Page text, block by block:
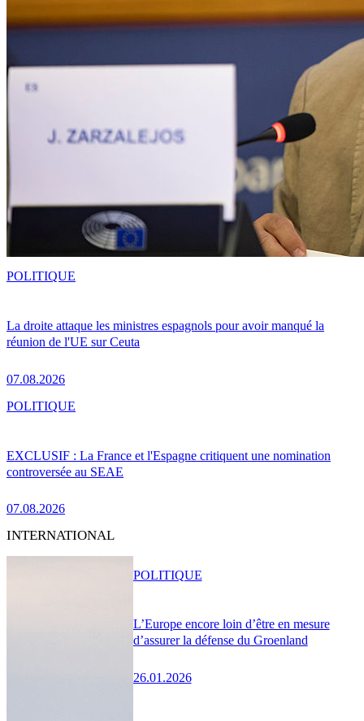
La droite attaque les ministres espagnols pour avoir manqué la
réunion de l'UE sur Ceuta
07.08.2026
POLITIQUE
EXCLUSIF : La France et l'Espagne critiquent une nomination
controversée au SEAE
07.08.2026
POLITIQUE
INTERNATIONAL
L’Europe encore loin d’être en mesure
d’assurer la défense du Groenland
26.01.2026
POLITIQUE